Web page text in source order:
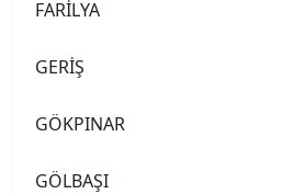
FARİLYA
GERİŞ
GÖKPINAR
GÖLBAŞI